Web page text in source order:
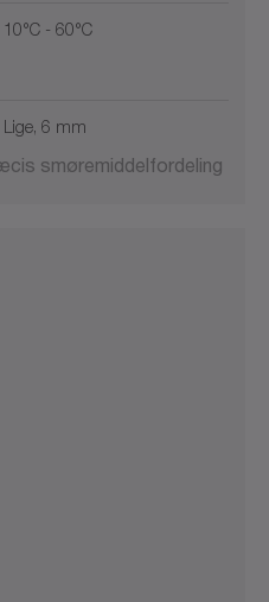
10°C - 60°C
Lige, 6 mm
smøremiddelfordeling